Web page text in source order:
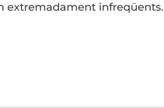
extremadament infreqüents.